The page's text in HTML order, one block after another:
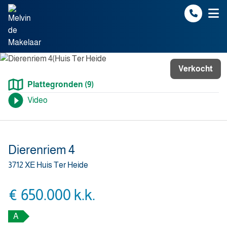
Spring naar inhoud
Verkocht
Plattegronden (9)
Video
Dierenriem 4
3712 XE Huis Ter Heide
€ 650.000 k.k.
A